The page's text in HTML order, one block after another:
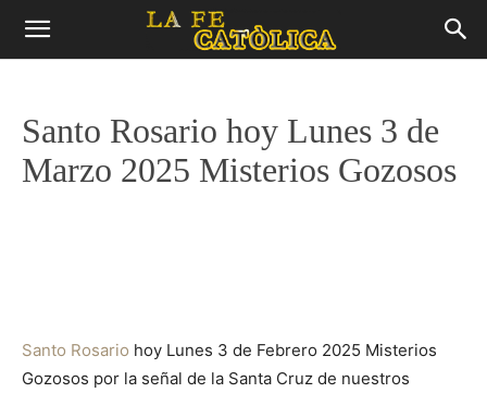
Santo Rosario hoy Lunes 3 de
Marzo 2025 Misterios Gozosos
Santo Rosario hoy Lunes 3 de Febrero 2025 Misterios
Gozosos por la señal de la Santa Cruz de nuestros